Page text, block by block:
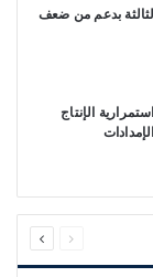
بدعم من ضعف
الإنتاج
الصفحة
السابقة
الصفحة
التالية